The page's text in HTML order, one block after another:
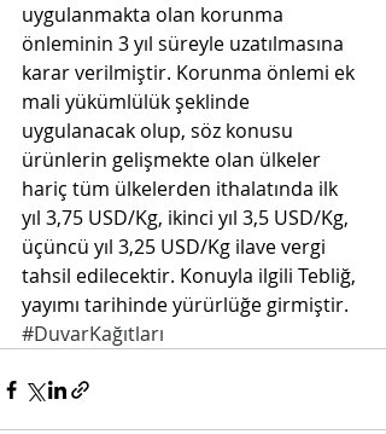
uygulanmakta olan korunma
önleminin 3 yıl süreyle uzatılmasına
karar verilmiştir. Korunma önlemi ek
mali yükümlülük şeklinde
uygulanacak olup, söz konusu
ürünlerin gelişmekte olan ülkeler
hariç tüm ülkelerden ithalatında ilk
yıl 3,75 USD/Kg, ikinci yıl 3,5 USD/Kg,
üçüncü yıl 3,25 USD/Kg ilave vergi
tahsil edilecektir. Konuyla ilgili Tebliğ,
yayımı tarihinde yürürlüğe girmiştir.
#DuvarKağıtları